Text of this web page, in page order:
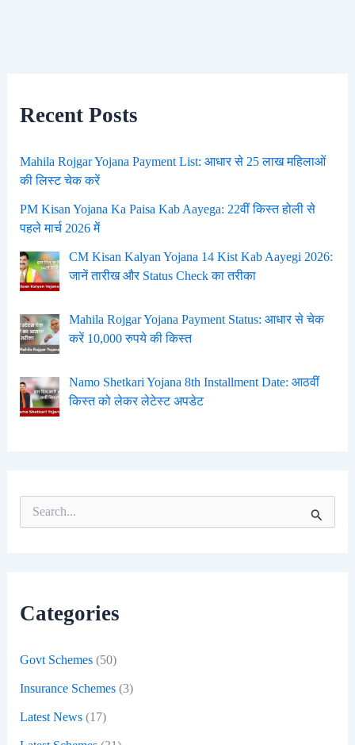
Recent Posts
Mahila Rojgar Yojana Payment List: आधार से 25 लाख महिलाओं
की लिस्ट चेक करें
PM Kisan Yojana Ka Paisa Kab Aayega: 22वीं किस्त होली से
पहले मार्च 2026 में
CM Kisan Kalyan Yojana 14 Kist Kab Aayegi 2026:
जानें तारीख और Status Check का तरीका
Mahila Rojgar Yojana Payment Status: आधार से चेक
करें 10,000 रुपये की किस्त
Namo Shetkari Yojana 8th Installment Date: आठवीं
किस्त को लेकर लेटेस्ट अपडेट
o
Categories
Govt Schemes(50)
Insurance Schemes(3)
Latest News(17)